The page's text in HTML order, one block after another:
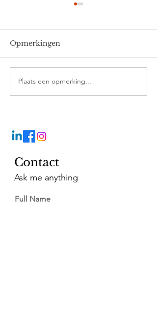
Opmerkingen
Plaats een opmerking...
Contact
Ask me anything
Full Name